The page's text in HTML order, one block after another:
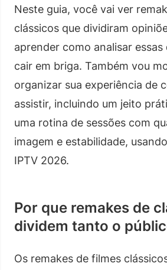
Neste guia, você vai ver
clássicos que dividiram
aprender como analisar essas
cair em briga. Também vou
organizar sua experiência de
assistir, incluindo um jeito
uma rotina de sessões com
imagem e estabilidade,
IPTV 2026.
Por que remakes de
dividem tanto o
Os remakes de filmes